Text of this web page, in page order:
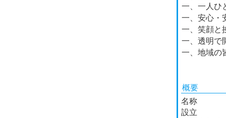
一、一人ひ
一、安心・
一、笑顔と
一、透明で
一、地域の
概要
名称 社
設立 昭